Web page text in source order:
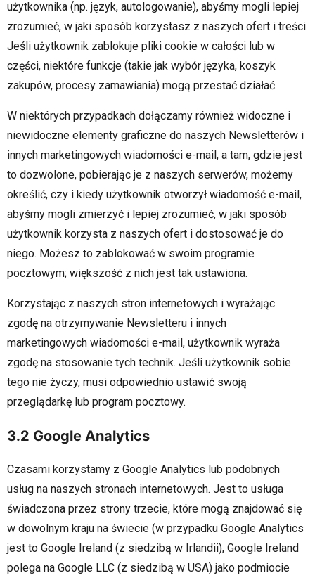
użytkownika (np. język, autologowanie), abyśmy mogli lepiej
zrozumieć, w jaki sposób korzystasz z naszych ofert i treści.
Jeśli użytkownik zablokuje pliki cookie w całości lub w
części, niektóre funkcje (takie jak wybór języka, koszyk
zakupów, procesy zamawiania) mogą przestać działać.
W niektórych przypadkach dołączamy również widoczne i
niewidoczne elementy graficzne do naszych Newsletterów i
innych marketingowych wiadomości e-mail, a tam, gdzie jest
to dozwolone, pobierając je z naszych serwerów, możemy
określić, czy i kiedy użytkownik otworzył wiadomość e-mail,
abyśmy mogli zmierzyć i lepiej zrozumieć, w jaki sposób
użytkownik korzysta z naszych ofert i dostosować je do
niego. Możesz to zablokować w swoim programie
pocztowym; większość z nich jest tak ustawiona.
Korzystając z naszych stron internetowych i wyrażając
zgodę na otrzymywanie Newsletteru i innych
marketingowych wiadomości e-mail, użytkownik wyraża
zgodę na stosowanie tych technik. Jeśli użytkownik sobie
tego nie życzy, musi odpowiednio ustawić swoją
przeglądarkę lub program pocztowy.
3.2 Google Analytics
Czasami korzystamy z Google Analytics lub podobnych
usług na naszych stronach internetowych. Jest to usługa
świadczona przez strony trzecie, które mogą znajdować się
w dowolnym kraju na świecie (w przypadku Google Analytics
jest to Google Ireland (z siedzibą w Irlandii), Google Ireland
polega na Google LLC (z siedzibą w USA) jako podmiocie